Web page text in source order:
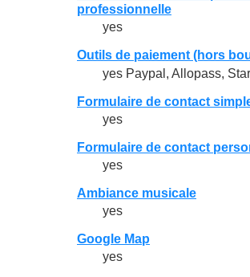
professionnelle
yes
Outils de paiement (hors
yes Paypal, Allopass,
Formulaire de contact
yes
Formulaire de contact
yes
Ambiance musicale
yes
Google Map
yes